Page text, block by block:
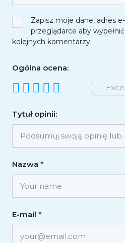
Nazwa *
E-mail *
Zapisz moje dane, adres
przeglądarce aby
kolejnych komentarzy.
Ogólna ocena:
Tytuł opinii: